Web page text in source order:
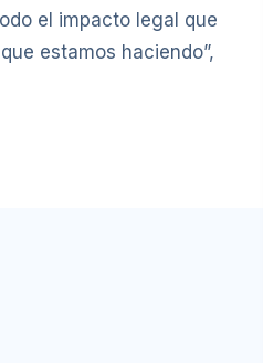
el impacto legal que
estamos haciendo”,